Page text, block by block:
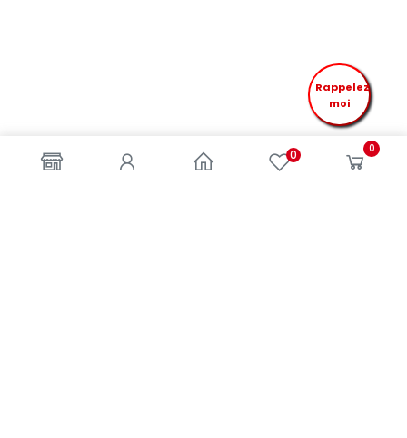
0 0
Rappelez
moi